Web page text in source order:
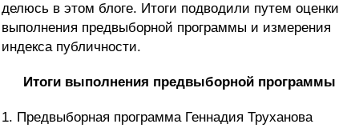
делюсь в этом блоге. Итоги подводили путем оценки
выполнения предвыборной программы и измерения
индекса публичности.
Итоги выполнения предвыборной программы
1. Предвыборная программа Геннадия Труханова